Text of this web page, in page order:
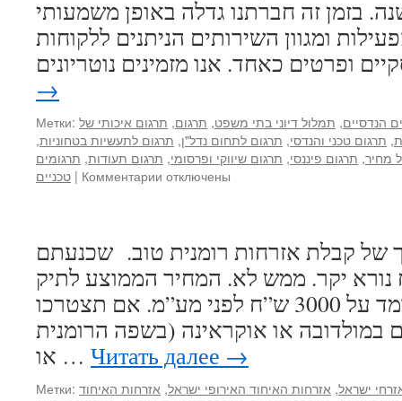
арабский,
Хайфа,
Израиль
–
למעלה מ-20 שנה. בזמן זה חברתנו גדלה באופן משמעותי
ומגוון השירותים הניתנים ללקוחות
→
Метки: הנדסיים, תמלול דיוני בתי משפט, תרגום, תרגום איכותי של
, תרגום טכני והנדסי, תרגום לתחום נדל"ן, תרגום לתעשיות בטחוניות,
מחיר, תרגום פיננסי, תרגום שיווקי ופרסומי, תרגום תעודות, תרגומים
טכניים | Комментарии к
עסקיים
בארץ
ובחו”ל
отключены
של קבלת אזרחות רומנית טוב. שכנעתם
יקר. ממש לא. המחיר הממוצע לתיק
(עבור לקוח אחד) עומד על 3000 ש”ח לפני מע”מ. אם תצטרכו
במולדובה או אוקראינה (בשפה הרומנית
או … Читать далее →
Метки: ישראל, אזרחות האיחוד האירופי ישראל, אזרחות האיחוד